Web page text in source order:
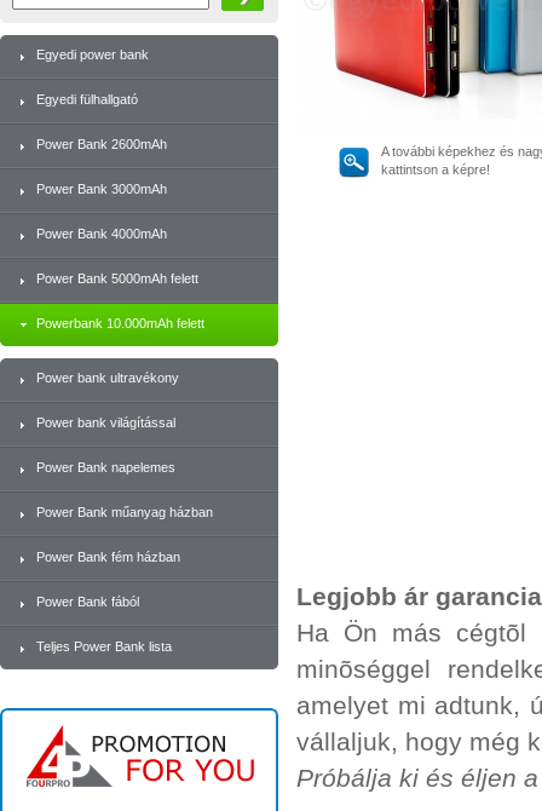
Egyedi power bank
Egyedi fülhallgató
Power Bank 2600mAh
Power Bank 3000mAh
Power Bank 4000mAh
Power Bank 5000mAh felett
Powerbank 10.000mAh felett
Power bank ultravékony
Power bank világítással
Power Bank napelemes
Power Bank műanyag házban
Power Bank fém házban
Power Bank fából
Teljes Power Bank lista
A további képekhez és
kattintson a képre!
Legjobb ár garancia
Ha Ön más cégtõl
minõséggel
amelyet mi adtunk,
vállaljuk, hogy még
Próbálja ki és éljen